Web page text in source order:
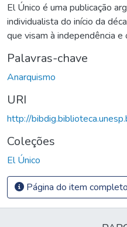
El Único é uma publicação
individualista do início da
que visam à independência e
Palavras-chave
Anarquismo
URI
http://
Coleções
El Único
Página do item completo